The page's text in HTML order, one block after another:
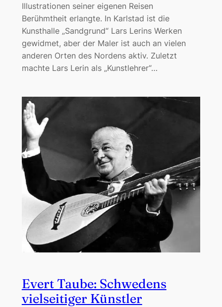
Illustrationen seiner eigenen Reisen
Berühmtheit erlangte. In Karlstad ist die
Kunsthalle „Sandgrund“ Lars Lerins Werken
gewidmet, aber der Maler ist auch an vielen
anderen Orten des Nordens aktiv. Zuletzt
machte Lars Lerin als „Kunstlehrer“…
Evert Taube: Schwedens
vielseitiger Künstler